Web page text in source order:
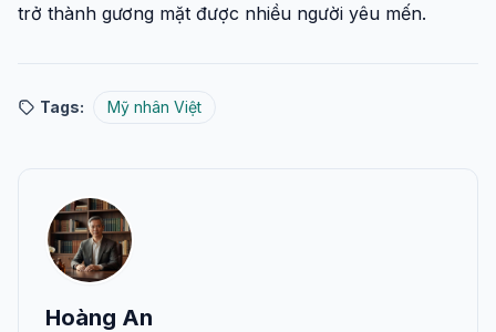
trở thành gương mặt được nhiều người yêu mến.
Tags: Mỹ nhân Việt
Hoàng An